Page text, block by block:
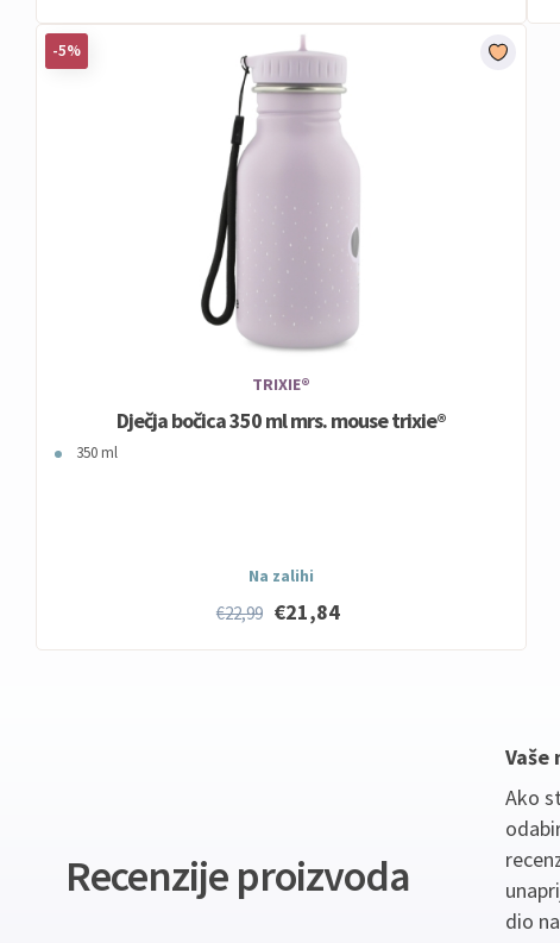
-5%
TRIXIE®
Dječja bočica 350 ml mrs. mouse trixie®
350 ml
Na zalihi
€22,99 €21,84
Recenzije proizvoda
Vaše
Ako
dio